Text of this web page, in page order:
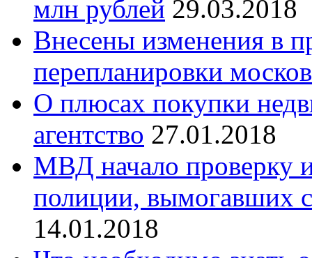
млн рублей 29.03.2018
Внесены изменения в
перепланировки
О плюсах покупки
агентство 27.01.2018
МВД начало проверку
полиции, вымогавших
14.01.2018